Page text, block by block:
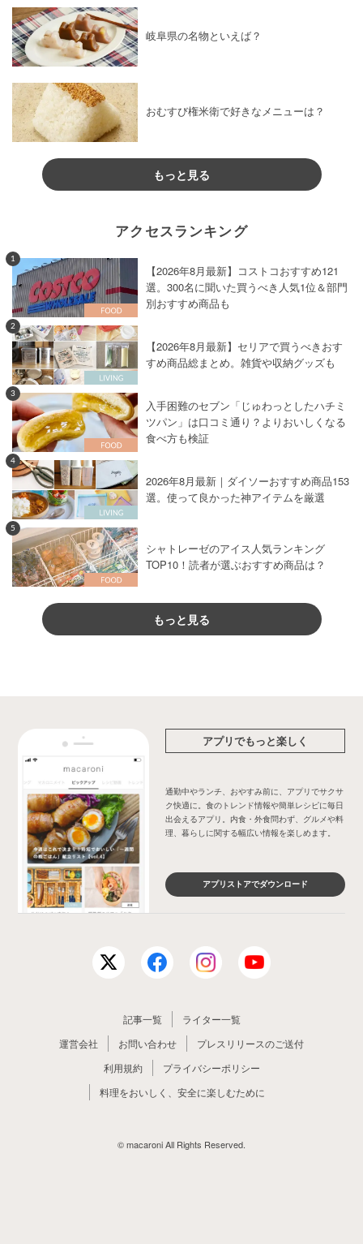
岐阜県の名物といえば？
おむすび権米衛で好きなメニューは？
もっと見る
アクセスランキング
1
【2026年8月最新】コストコおすすめ121
選。300名に聞いた買うべき人気1位＆部門
別おすすめ商品も
2
【2026年8月最新】セリアで買うべきおす
すめ商品総まとめ。雑貨や収納グッズも
3
入手困難のセブン「じゅわっとしたハチミ
ツパン」は口コミ通り？よりおいしくなる
食べ方も検証
4
2026年8月最新｜ダイソーおすすめ商品153
選。使って良かった神アイテムを厳選
5
シャトレーゼのアイス人気ランキング
TOP10！読者が選ぶおすすめ商品は？
もっと見る
アプリでもっと楽しく
通勤中やランチ、おやすみ前に、アプリでサクサ
ク快適に。食のトレンド情報や簡単レシピに毎日
出会えるアプリ。内食・外食問わず、グルメや料
理、暮らしに関する幅広い情報を楽しめます。
アプリストアでダウンロード
記事一覧
ライター一覧
運営会社
お問い合わせ
プレスリリースのご送付
利用規約
プライバシーポリシー
料理をおいしく、安全に楽しむために
© macaroni All Rights Reserved.